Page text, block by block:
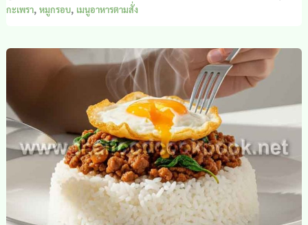
กะเพรา, หมูกรอบ, เมนูอาหารตามสั่ง